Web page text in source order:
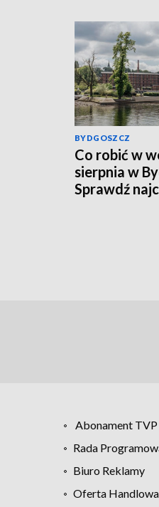
BYDGOSZCZ
Co robić w
sierpnia w
Sprawdź
Abonament TVP
Rada
Biuro Reklamy
Oferta Handlowa